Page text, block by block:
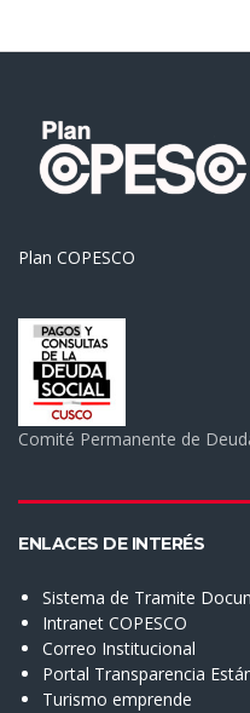
Plan COPESCO
Comité Permanente de
ENLACES DE INTERÉS
Sistema de Tramite
Intranet COPESCO
Correo Institucional
Portal Transparencia
Turismo emprende